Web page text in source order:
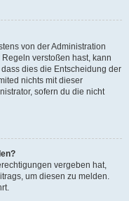
von der Administration
verstoßen hast, kann
dies die Entscheidung der
nichts mit dieser
sofern du die nicht
vergeben hat,
um diesen zu melden.